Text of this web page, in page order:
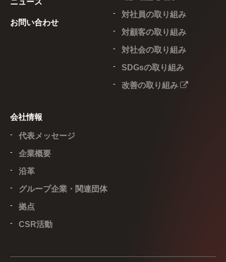
ニュース
お問い合わせ
対社員の取り組み
対顧客の取り組み
対社会の取り組み
SDGsの取り組み
改善の取り組み
会社情報
代表メッセージ
企業概要
沿革
グループ企業・関連団体
拠点
CSR活動